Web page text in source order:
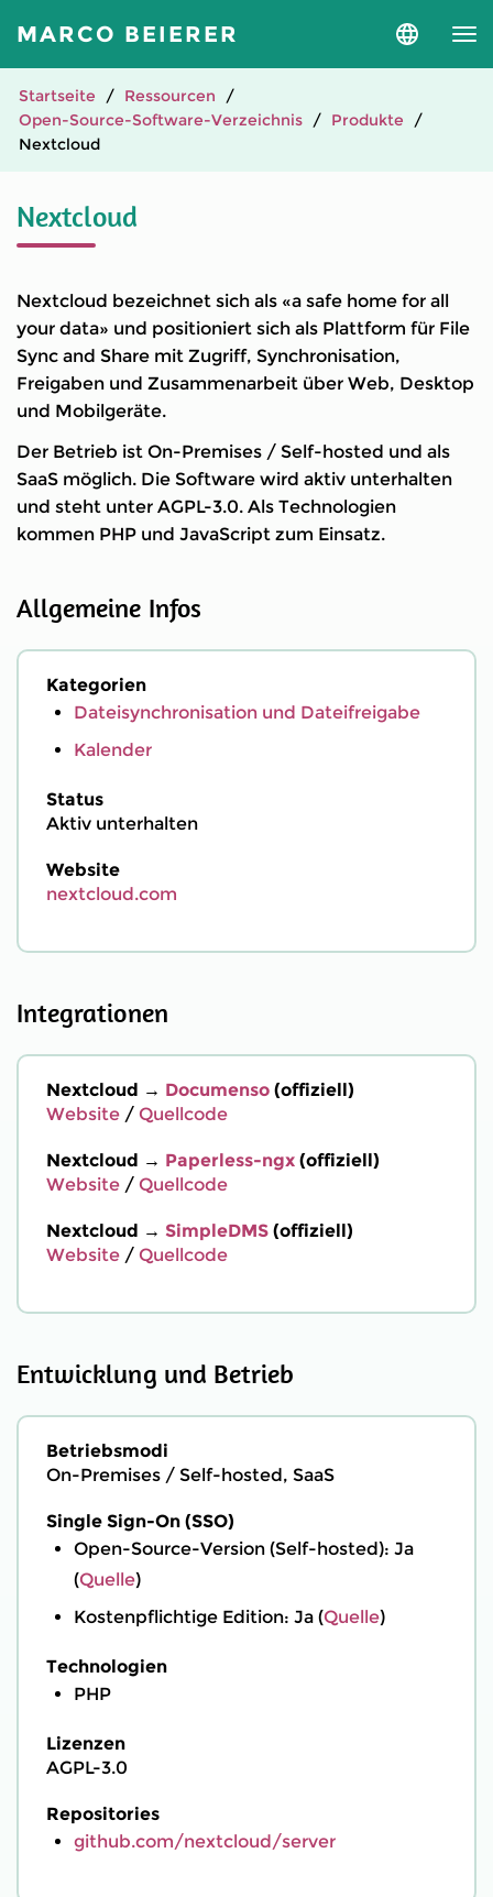
MARCO BEIERER
Sprache
Startseite
Ressourcen
Open-Source-Software-Verzeichnis
Produkte
Nextcloud
Nextcloud
Nextcloud bezeichnet sich als «a safe home for all
your data» und positioniert sich als Plattform für File
Sync and Share mit Zugriff, Synchronisation,
Freigaben und Zusammenarbeit über Web, Desktop
und Mobilgeräte.
Der Betrieb ist On-Premises / Self-hosted und als
SaaS möglich. Die Software wird aktiv unterhalten
und steht unter AGPL-3.0. Als Technologien
kommen PHP und JavaScript zum Einsatz.
Allgemeine Infos
Kategorien
Dateisynchronisation und Dateifreigabe
Kalender
Status
Aktiv unterhalten
Website
nextcloud.com
Integrationen
Nextcloud → Documenso (offiziell)
Website / Quellcode
Nextcloud → Paperless-ngx (offiziell)
Website / Quellcode
Nextcloud → SimpleDMS (offiziell)
Website / Quellcode
Entwicklung und Betrieb
Betriebsmodi
On-Premises / Self-hosted, SaaS
Single Sign-On (SSO)
Open-Source-Version (Self-hosted): Ja
(Quelle)
Kostenpflichtige Edition: Ja (Quelle)
Technologien
PHP
Lizenzen
AGPL-3.0
Repositories
github.com/nextcloud/server